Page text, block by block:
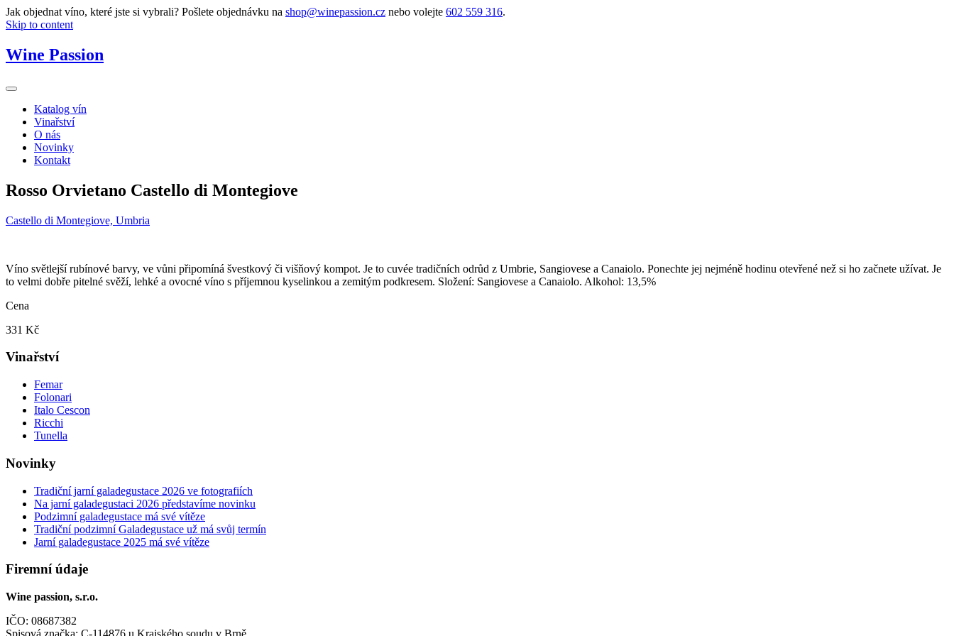
Jak objednat víno, které jste si vybrali? Pošlete objednávku na shop@winepassion.cz nebo volejte 602 559 316.
Skip to content
Wine Passion
Katalog vín
Vinařství
O nás
Novinky
Kontakt
Rosso Orvietano Castello di Montegiove
Castello di Montegiove, Umbria
Víno světlejší rubínové barvy, ve vůni připomíná švestkový či višňový kompot. Je to cuvée tradičních odrůd z Umbrie, Sangiovese a Canaiolo. Ponechte jej nejméně hodinu otevřené než si ho začnete užívat. Je
to velmi dobře pitelné svěží, lehké a ovocné víno s příjemnou kyselinkou a zemitým podkresem. Složení: Sangiovese a Canaiolo. Alkohol: 13,5%
Cena
331 Kč
Vinařství
Femar
Folonari
Italo Cescon
Ricchi
Tunella
Novinky
Tradiční jarní galadegustace 2026 ve fotografiích
Na jarní galadegustaci 2026 představíme novinku
Podzimní galadegustace má své vítěze
Tradiční podzimní Galadegustace už má svůj termín
Jarní galadegustace 2025 má své vítěze
Firemní údaje
Wine passion, s.r.o.
IČO: 08687382
Spisová značka: C-114876 u Krajského soudu v Brně